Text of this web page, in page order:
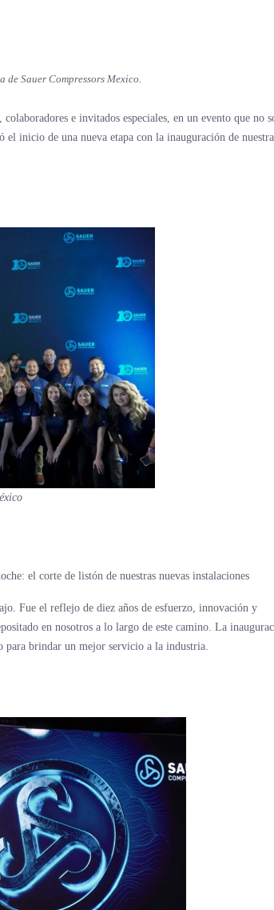
Sauer Compressors Mexico.
e invitados especiales, en un evento que no
inicio de una nueva etapa con la inauguración de
el corte de listón de nuestras nuevas instalaciones
Fue el reflejo de diez años de esfuerzo, innovación y
en nosotros a lo largo de este camino. La
brindar un mejor servicio a la industria.